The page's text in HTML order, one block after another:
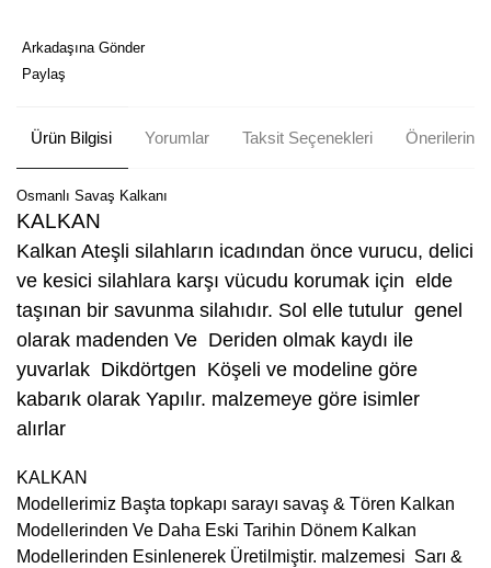
Arkadaşına Gönder
Paylaş
Ürün Bilgisi Yorumlar Taksit Seçenekleri Önerileriniz
Osmanlı Savaş Kalkanı
KALKAN
Kalkan Ateşli silahların icadından önce vurucu, delici
ve kesici silahlara karşı vücudu korumak için elde
taşınan bir savunma silahıdır. Sol elle tutulur genel
olarak madenden Ve Deriden olmak kaydı ile
yuvarlak Dikdörtgen Köşeli ve modeline göre
kabarık olarak Yapılır. malzemeye göre isimler
alırlar
KALKAN
Modellerimiz Başta topkapı sarayı savaş & Tören Kalkan
Modellerinden Ve Daha Eski Tarihin Dönem Kalkan
Modellerinden Esinlenerek Üretilmiştir. malzemesi Sarı &